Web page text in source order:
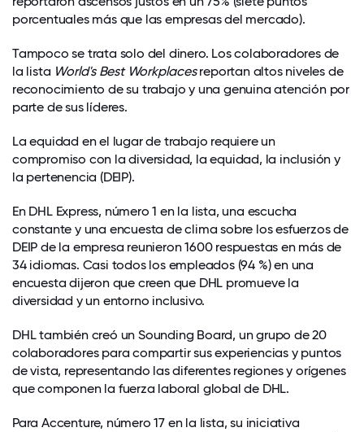
porcentuales más que las empresas del mercado).
Tampoco se trata solo del dinero. Los colaboradores de
la lista World's Best Workplacesreportan altos niveles de
reconocimiento de su trabajo y una genuina atención por
parte de sus líderes.
La equidad en el lugar de trabajo requiere un
compromiso con la diversidad, la equidad, la inclusión y
la pertenencia (DEIP).
En DHL Express, número 1 en la lista, una escucha
constante y una encuesta de clima sobre los esfuerzos de
DEIP de la empresa reunieron 1600 respuestas en más de
34 idiomas. Casi todos los empleados (94 %) en una
encuesta dijeron que creen que DHL promueve la
diversidad y un entorno inclusivo.
DHL también creó un Sounding Board, un grupo de 20
colaboradores para compartir sus experiencias y puntos
de vista, representando las diferentes regiones y orígenes
que componen la fuerza laboral global de DHL.
Para Accenture, número 17 en la lista, su iniciativa